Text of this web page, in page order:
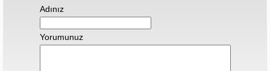
Adınız
Yorumunuz